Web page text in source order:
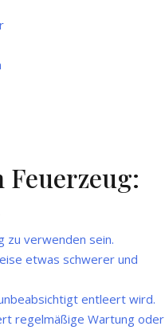
zu verwenden sein.
etwas schwerer und
entleert wird.
regelmäßige Wartung oder